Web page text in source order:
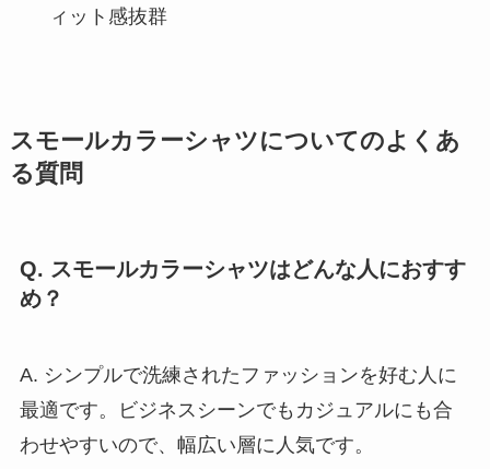
ィット感抜群
スモールカラーシャツについてのよくあ
る質問
Q. スモールカラーシャツはどんな人におすす
め？
A. シンプルで洗練されたファッションを好む人に
最適です。ビジネスシーンでもカジュアルにも合
わせやすいので、幅広い層に人気です。